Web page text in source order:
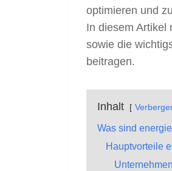
optimieren und
In diesem Artikel
sowie die
beitragen.
Inhalt
Was sind
Hauptvorteile